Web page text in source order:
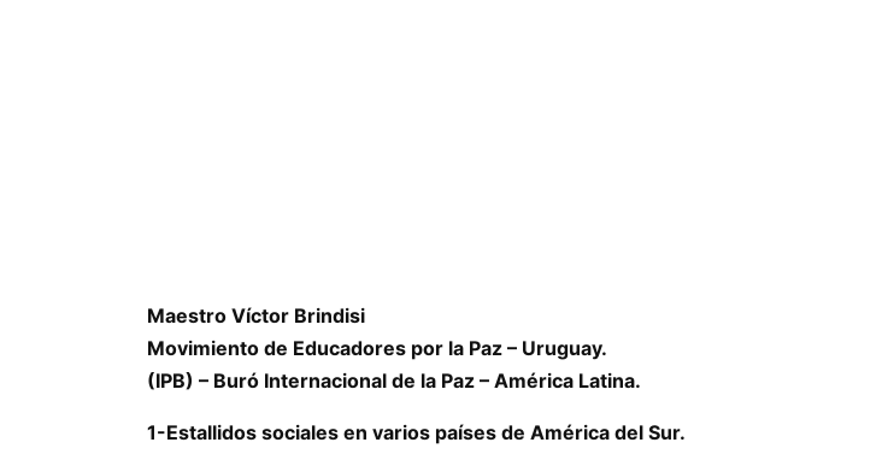
Maestro Víctor Brindisi
Movimiento de Educadores por la Paz – Uruguay.
(IPB) – Buró Internacional de la Paz – América Latina.
1-Estallidos sociales en varios países de América del Sur.